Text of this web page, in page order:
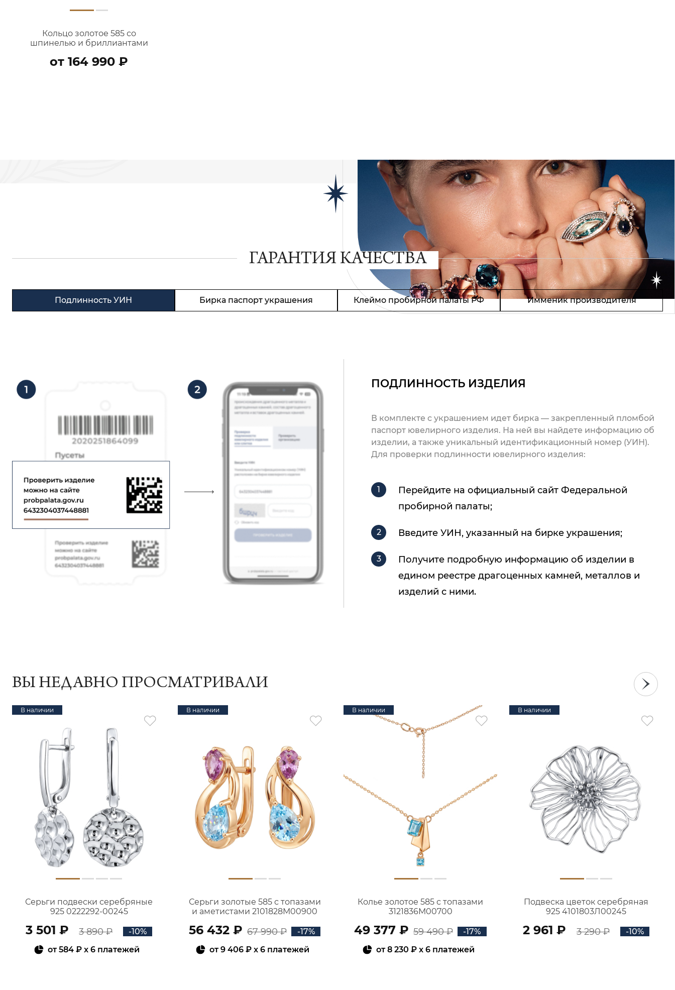
Кольцо золотое 585 со
шпинелью и бриллиантами
от 164 990 ₽
ГАРАНТИЯ КАЧЕСТВА
Подлинность УИН Бирка паспорт украшения Клеймо пробирной палаты РФ Имменик производителя
ПОДЛИННОСТЬ ИЗДЕЛИЯ
В комплекте с украшением идет бирка — закрепленный пломбой
паспорт ювелирного изделия. На ней вы найдете информацию об
изделии, а также уникальный идентификационный номер (УИН).
Для проверки подлинности ювелирного изделия:
Перейдите на официальный сайт Федеральной
пробирной палаты;
Введите УИН, указанный на бирке украшения;
Получите подробную информацию об изделии в
едином реестре драгоценных камней, металлов и
изделий с ними.
ВЫ НЕДАВНО ПРОСМАТРИВАЛИ
В наличии
Серьги подвески серебряные
925 0222292-00245
3 501 ₽ 3 890 ₽
-10%
от584 ₽ x 6 платежей
В наличии
Серьги золотые 585 с топазами
и аметистами 2101828М00900
56 432 ₽ 67 990 ₽
-17%
от9 406 ₽ x 6 платежей
В наличии
Колье золотое 585 с топазами
3121836М00700
49 377 ₽ 59 490 ₽
-17%
от8 230 ₽x 6 платежей
В наличии
Подвеска цветок серебряная
925 4101803Л00245
2 961 ₽ 3 290 ₽ -10%